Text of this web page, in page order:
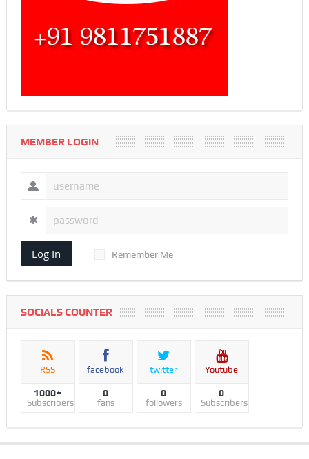
MEMBER LOGIN
Log In Remember Me
SOCIALS COUNTER
RSS
1000+
Subscribers
facebook
0
fans
twitter
0
followers
Youtube
0
Subscribers